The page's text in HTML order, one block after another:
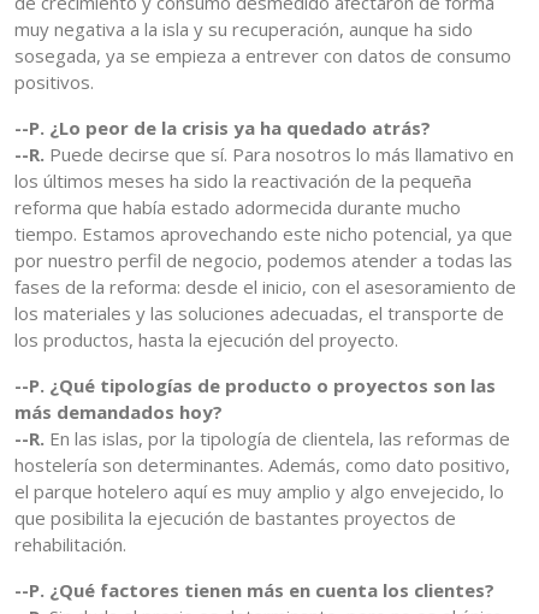
muy negativa a la isla y su recuperación, aunque ha sido
sosegada, ya se empieza a entrever con datos de consumo
positivos.
--P. ¿Lo peor de la crisis ya ha quedado atrás?
--R. Puede decirse que sí. Para nosotros lo más llamativo en
los últimos meses ha sido la reactivación de la pequeña
reforma que había estado adormecida durante mucho
tiempo. Estamos aprovechando este nicho potencial, ya que
por nuestro perfil de negocio, podemos atender a todas las
fases de la reforma: desde el inicio, con el asesoramiento de
los materiales y las soluciones adecuadas, el transporte de
los productos, hasta la ejecución del proyecto.
--P. ¿Qué tipologías de producto o proyectos son las
más demandados hoy?
--R. En las islas, por la tipología de clientela, las reformas de
hostelería son determinantes. Además, como dato positivo,
el parque hotelero aquí es muy amplio y algo envejecido, lo
que posibilita la ejecución de bastantes proyectos de
rehabilitación.
--P. ¿Qué factores tienen más en cuenta los clientes?